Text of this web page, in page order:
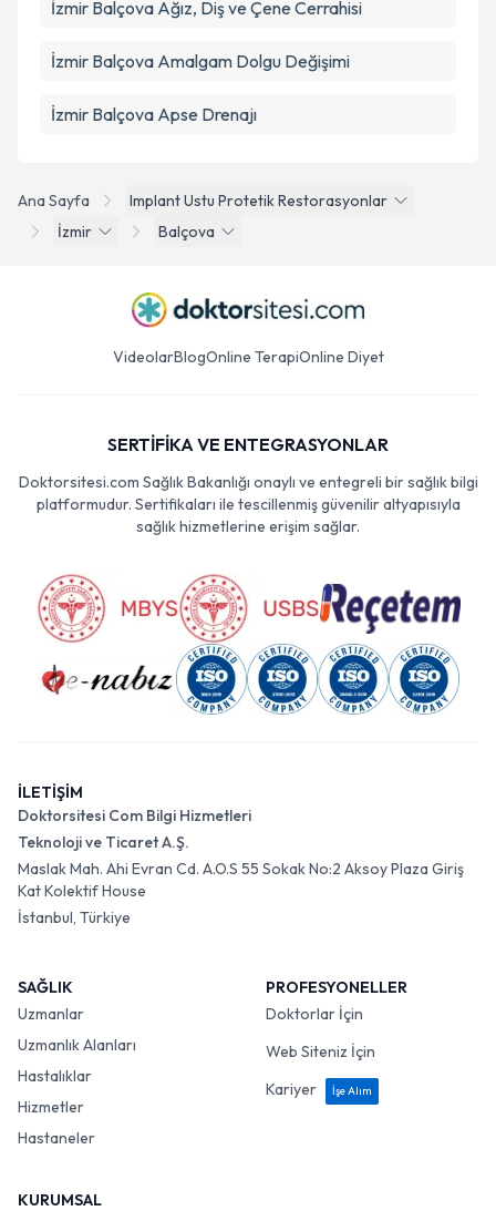
Ana Sayfa
Implant Ustu Protetik Restorasyonlar
İzmir
Balçova
İzmir Balçova Ağız, Diş ve Çene Cerrahisi
İzmir Balçova Amalgam Dolgu Değişimi
İzmir Balçova Apse Drenajı
VideolarBlogOnline TerapiOnline Diyet
SERTİFİKA VE ENTEGRASYONLAR
Doktorsitesi.com Sağlık Bakanlığı onaylı ve entegreli bir sağlık bilgi
platformudur. Sertifikaları ile tescillenmiş güvenilir altyapısıyla
sağlık hizmetlerine erişim sağlar.
İLETİŞİM
Doktorsitesi Com Bilgi Hizmetleri
Teknoloji ve Ticaret A.Ş.
Maslak Mah. Ahi Evran Cd. A.O.S 55 Sokak No:2 Aksoy Plaza Giriş
Kat Kolektif House
İstanbul, Türkiye
SAĞLIK
Uzmanlar
Uzmanlık Alanları
Hastalıklar
Hizmetler
Hastaneler
PROFESYONELLER
Doktorlar İçin
Web Siteniz İçin
Kariyer
İşe Alım
KURUMSAL